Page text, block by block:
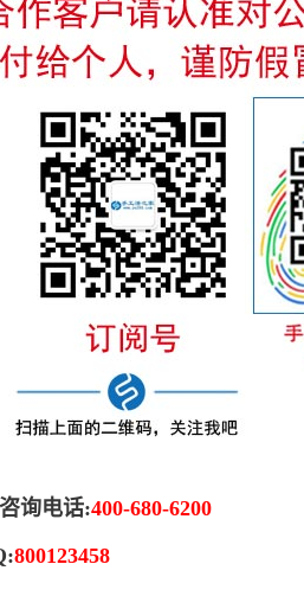
询电话:400-680-6200
800123458